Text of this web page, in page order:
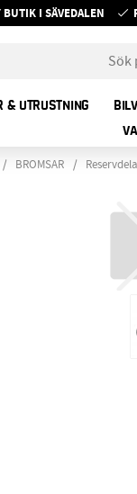
BUTIK I SÄVEDALEN
& UTRUSTNING
BROMSAR